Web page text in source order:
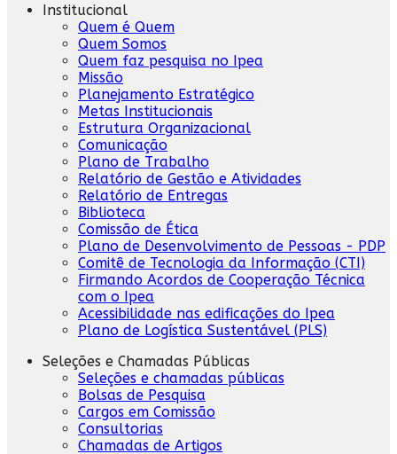
Institucional
Quem é Quem
Quem Somos
Quem faz pesquisa no Ipea
Missão
Planejamento Estratégico
Metas Institucionais
Estrutura Organizacional
Comunicação
Plano de Trabalho
Relatório de Gestão e Atividades
Relatório de Entregas
Biblioteca
Comissão de Ética
Plano de Desenvolvimento de Pessoas - PDP
Comitê de Tecnologia da Informação (CTI)
Firmando Acordos de Cooperação Técnica
com o Ipea
Acessibilidade nas edificações do Ipea
Plano de Logística Sustentável (PLS)
Seleções e Chamadas Públicas
Seleções e chamadas públicas
Bolsas de Pesquisa
Cargos em Comissão
Consultorias
Chamadas de Artigos